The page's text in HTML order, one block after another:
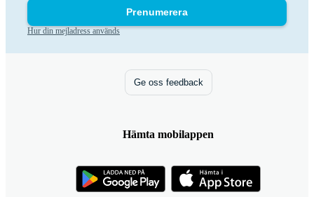
Prenumerera
Hur din mejladress används
Ge oss feedback
Hämta mobilappen